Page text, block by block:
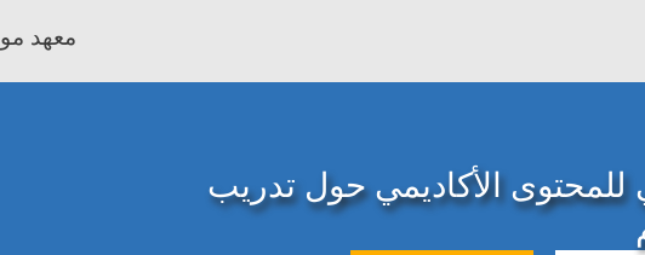
معهد
للمحتوى الأكاديمي حول تدريب